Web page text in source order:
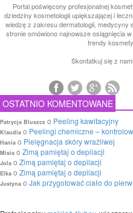
Portal poświęcony profesjonalnej
dziedziny kosmetologii upiększającej i
wiedzę z zakresu dermatologii, medycyny
stronie omówiono najnowsze osiągnięcia
trendy
Skontatkuj się z
OSTATNIO KOMENTOWANE
Patrycja Bluszcz o Peeling kawitacyjny
Klaudia o Peelingi chemiczne –
Hania o Pielęgnacja skóry wrażliwej
Misia o Zimą pamiętaj o depilacji
Jola o Zimą pamiętaj o depilacji
Elka o Zimą pamiętaj o depilacji
Justyna o Jak przygotować ciało do